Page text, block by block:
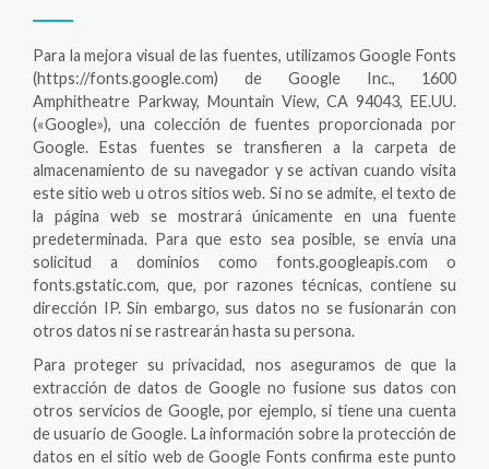
Para la mejora visual de las fuentes, utilizamos Google Fonts
(https://fonts.google.com) de Google Inc., 1600
Amphitheatre Parkway, Mountain View, CA 94043, EE.UU.
(«Google»), una colección de fuentes proporcionada por
Google. Estas fuentes se transfieren a la carpeta de
almacenamiento de su navegador y se activan cuando visita
este sitio web u otros sitios web. Si no se admite, el texto de
la página web se mostrará únicamente en una fuente
predeterminada. Para que esto sea posible, se envía una
solicitud a dominios como fonts.googleapis.com o
fonts.gstatic.com, que, por razones técnicas, contiene su
dirección IP. Sin embargo, sus datos no se fusionarán con
otros datos ni se rastrearán hasta su persona.
Para proteger su privacidad, nos aseguramos de que la
extracción de datos de Google no fusione sus datos con
otros servicios de Google, por ejemplo, si tiene una cuenta
de usuario de Google. La información sobre la protección de
datos en el sitio web de Google Fonts confirma este punto